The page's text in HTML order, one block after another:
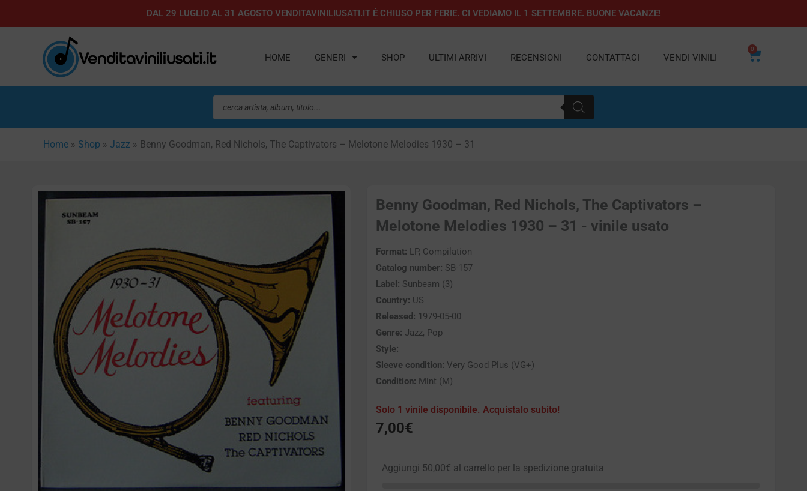
al
DAL 29 LUGLIO AL 31 AGOSTO VENDITAVINILIUSATI.IT È CHIUSO PER FERIE. CI VEDIAMO IL 1 SETTEMBRE. BUONE VACANZE!
HOME GENERI SHOP ULTIMI ARRIVI RECENSIONI CONTATTACI VENDI VINILI
0
Carrello
Ricerca
prodotti
Home » Shop » Jazz » Benny Goodman, Red Nichols, The Captivators – Melotone Melodies 1930 – 31
Benny Goodman, Red Nichols, The Captivators –
Melotone Melodies 1930 – 31 - vinile usato
Format: LP, Compilation
Catalog number: SB-157
Label: Sunbeam (3)
Country: US
Released: 1979-05-00
Genre: Jazz, Pop
Style:
Sleeve condition: Very Good Plus (VG+)
Condition: Mint (M)
Solo 1 vinile disponibile. Acquistalo subito!
7,00€
Aggiungi 50,00€ al carrello per la spedizione gratuita